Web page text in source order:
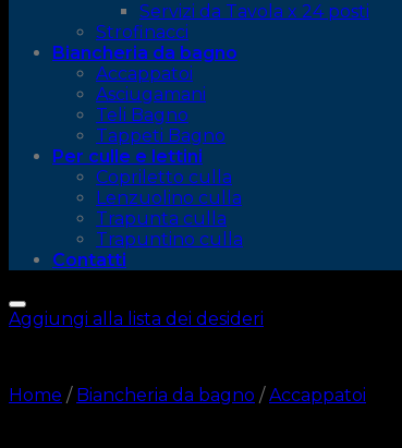
Servizi da Tavola x 24 posti
Strofinacci
Biancheria da bagno
Accappatoi
Asciugamani
Teli Bagno
Tappeti Bagno
Per culle e lettini
Copriletto culla
Lenzuolino culla
Trapunta culla
Trapuntino culla
Contatti
Aggiungi alla lista dei desideri
Home / Biancheria da bagno / Accappatoi